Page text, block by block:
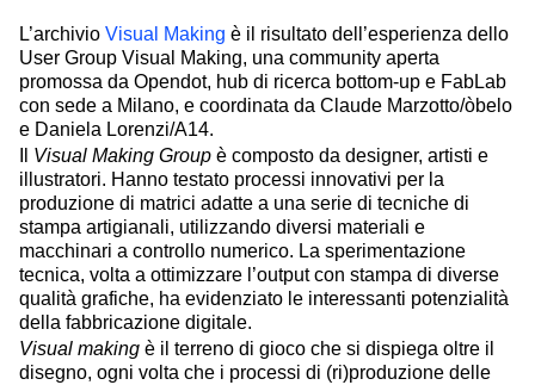
L’archivio Visual Making è il risultato dell’esperienza dello
User Group Visual Making, una community aperta
promossa da Opendot, hub di ricerca bottom-up e FabLab
con sede a Milano, e coordinata da Claude Marzotto/òbelo
e Daniela Lorenzi/A14.
Visual Making Group è composto da designer, artisti e
illustratori. Hanno testato processi innovativi per la
produzione di matrici adatte a una serie di tecniche di
stampa artigianali, utilizzando diversi materiali e
macchinari a controllo numerico. La sperimentazione
tecnica, volta a ottimizzare l’output con stampa di diverse
qualità grafiche, ha evidenziato le interessanti potenzialità
della fabbricazione digitale.
Visual making è il terreno di gioco che si dispiega oltre il
disegno, ogni volta che i processi di (ri)produzione delle